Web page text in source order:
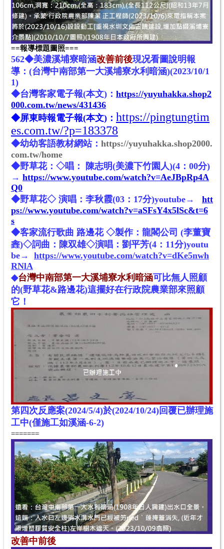
==報導標題圖照===
562◆美濃溪埔寮暗涵改善前後現况看圖說明報
導：(台灣中南部第一大溪埔寮水利暗涵)(2023/10/1
1)
◆台灣客家電子報(本文)： https://yuyuhakka.shop2
000.com.tw/news/431436
◆屏東時報電子報(本文)： https://pingtungtim
es.com.tw/?p=183378
◆幼幼客語教材網站： https://yuyuhakka.shop2000.
com.tw/home
◆野草花：◇唱： 陳志明(美濃下竹園人)(4：00分)
→ https://www.youtube.com/watch?v=AeJBpRp4A
Q0
◆野草花◇ 演唱：李秋霞(03：17分)youtube→ htt
ps://www.youtube.com/watch?v=aSFsY4x5lSc&t=6
s
◆客家流行歌曲 路邊花 ◇製作：龍閣公司 (李董寶
錱)◇詞曲：陳双雄◇演唱：劉平芳(4：11分)youtu
be→
https://www.youtube.com/watch?v=dKe5nwh
RNlA
◆台灣中南部第一大溪埔寮水利暗涵可比無人照顧
的(野草花&路邊花)這擺好在行政院農業部來照顧
它！
第四次反應案(2024/5/4)於(2024/10/24)回覆已辦理施
工中(僅施工如溪涵-6-2)
=======
改善中前後